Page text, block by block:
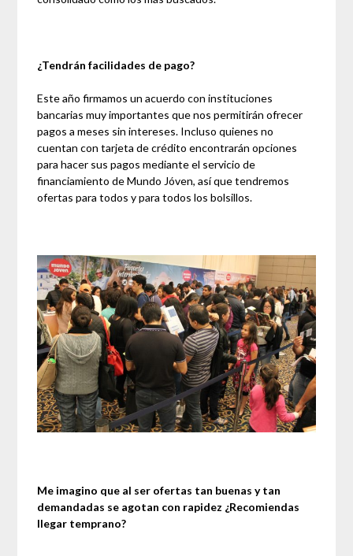
¿Tendrán facilidades de pago?
Este año firmamos un acuerdo con instituciones
bancarias muy importantes que nos permitirán ofrecer
pagos a meses sin intereses. Incluso quienes no
cuentan con tarjeta de crédito encontrarán opciones
para hacer sus pagos mediante el servicio de
financiamiento de Mundo Jóven, así que tendremos
ofertas para todos y para todos los bolsillos.
Me imagino que al ser ofertas tan buenas y tan
demandadas se agotan con rapidez ¿Recomiendas
llegar temprano?